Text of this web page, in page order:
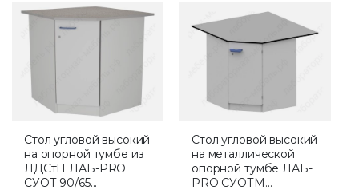
Стол угловой высокий
на опорной тумбе из
ЛДСтП ЛАБ-PRO
СУОТ 90/65...
Стол угловой высокий
на металлической
опорной тумбе ЛАБ-
PRO СУОТМ...